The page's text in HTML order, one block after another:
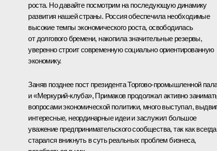
роста. Но давайте посмотрим на последующую динамику
развития нашей страны. Россия обеспечила необходимые
высокие темпы экономического роста, освободилась
от долгового бремени, накопила значительные резервы,
уверенно строит современную социально ориентированную
экономику.
Заняв позднее пост президента Торгово-промышленной
и «Меркурий-клуба», Примаков продолжал активно
вопросами экономической политики, много выступал,
интересные, неординарные идеи и заслужил большое
уважение предпринимательского сообщества, так как всегда
старался вникнуть в суть реальных проблем бизнеса,